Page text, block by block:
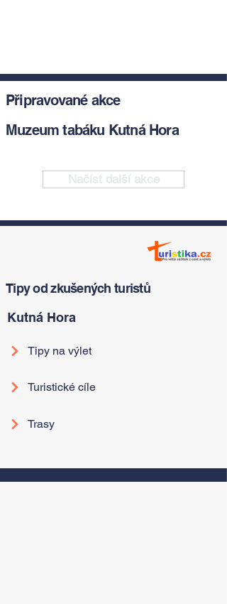
Připravované akce
Muzeum tabáku Kutná Hora
Načíst další akce
Tipy od zkušených turistů
Kutná Hora
Tipy na výlet
Turistické cíle
Trasy